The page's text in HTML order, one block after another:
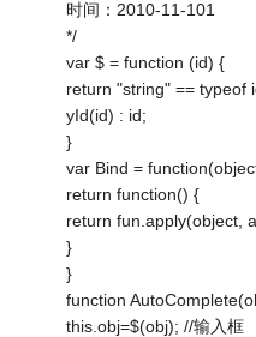
时间：2010-11-101
*/
var $ = function (id) {
return "string" == typeof
yId(id) : id;
}
var Bind =
return function() {
return fun.apply(object,
}
}
function
this.obj=$(obj); //输入框